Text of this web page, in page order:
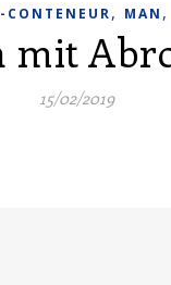
CONTENEUR, MAN ,
mit
15/02/2019